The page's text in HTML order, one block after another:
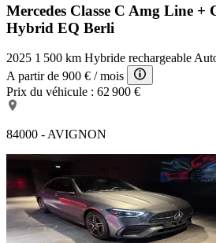
Mercedes Classe C Amg Line +
Hybrid EQ Berli
2025 1 500 km Hybride rechargeable
A partir de 900 € / mois
Prix du véhicule : 62 900 €
84000 - AVIGNON